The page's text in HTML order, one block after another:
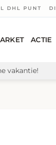
DHL PUNT
ACTIE
vakantie!